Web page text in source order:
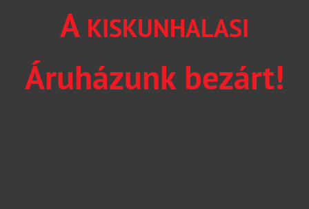
A KISKUNHALASI
Áruházunk bezárt!